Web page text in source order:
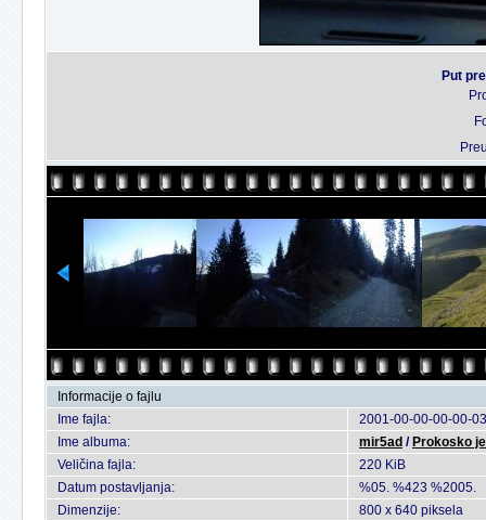
Put
Informacije o fajlu
Ime fajla:
2001-00-00-00-00-
Ime albuma:
mir5ad / Prokosko
Veličina fajla:
220 KiB
Datum postavljanja:
%05. %423 %2005.
Dimenzije:
800 x 640 piksela